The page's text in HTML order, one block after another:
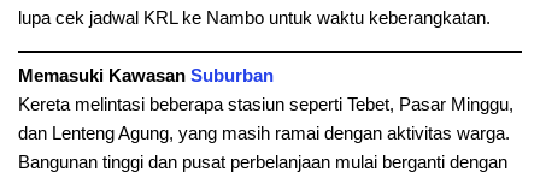
lupa cek jadwal KRL ke Nambo untuk waktu keberangkatan.
Memasuki Kawasan Suburban
Kereta melintasi beberapa stasiun seperti Tebet, Pasar Minggu,
dan Lenteng Agung, yang masih ramai dengan aktivitas warga.
Bangunan tinggi dan pusat perbelanjaan mulai berganti dengan